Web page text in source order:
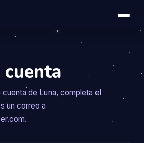
cuenta de Luna, completa el
un correo a